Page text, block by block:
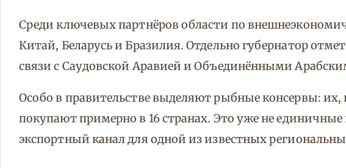
Среди ключевых партнёров области по
Китай, Беларусь и Бразилия. Отдельно губернатор
связи с Саудовской Аравией и Объединёнными
Особо в правительстве выделяют рыбные консервы: их,
покупают примерно в 16 странах. Это уже не
экспортный канал для одной из известных